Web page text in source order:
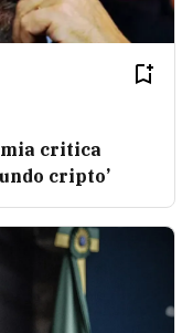
critica
cripto’